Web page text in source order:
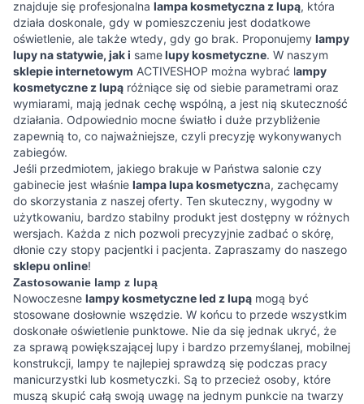
znajduje się profesjonalna lampa kosmetyczna z lupą, która
działa doskonale, gdy w pomieszczeniu jest dodatkowe
oświetlenie, ale także wtedy, gdy go brak. Proponujemy lampy
lupy na statywie, jak i samelupy kosmetyczne. W naszym
sklepie internetowym ACTIVESHOP można wybrać lampy
kosmetyczne z lupą różniące się od siebie parametrami oraz
wymiarami, mają jednak cechę wspólną, a jest nią skuteczność
działania. Odpowiednio mocne światło i duże przybliżenie
zapewnią to, co najważniejsze, czyli precyzję wykonywanych
zabiegów.
Jeśli przedmiotem, jakiego brakuje w Państwa salonie czy
gabinecie jest właśnie lampa lupa kosmetyczna, zachęcamy
do skorzystania z naszej oferty. Ten skuteczny, wygodny w
użytkowaniu, bardzo stabilny produkt jest dostępny w różnych
wersjach. Każda z nich pozwoli precyzyjnie zadbać o skórę,
dłonie czy stopy pacjentki i pacjenta. Zapraszamy do naszego
sklepu online!
Zastosowanie lamp z lupą
Nowoczesne lampy kosmetyczne led z lupą mogą być
stosowane dosłownie wszędzie. W końcu to przede wszystkim
doskonałe oświetlenie punktowe. Nie da się jednak ukryć, że
za sprawą powiększającej lupy i bardzo przemyślanej, mobilnej
konstrukcji, lampy te najlepiej sprawdzą się podczas pracy
manicurzystki lub kosmetyczki. Są to przecież osoby, które
muszą skupić całą swoją uwagę na jednym punkcie na twarzy